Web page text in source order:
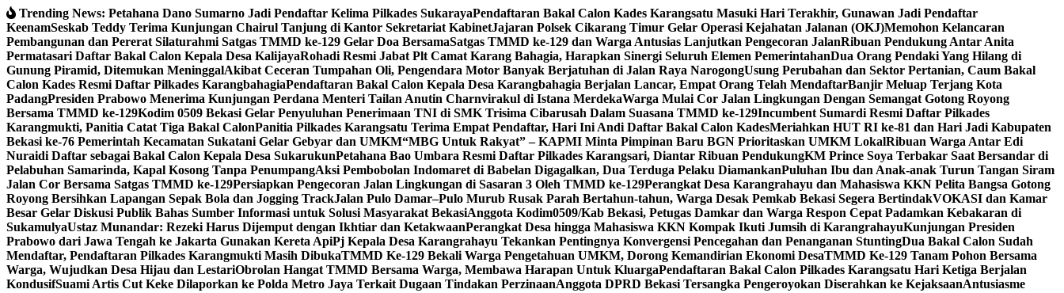
Skip
to
content
Trending News: Petahana Dano Sumarno Jadi Pendaftar Kelima Pilkades SukarayaPendaftaran Bakal Calon Kades Karangsatu Masuki Hari Terakhir, Gunawan Jadi Pendaftar
KeenamSeskab Teddy Terima Kunjungan Chairul Tanjung di Kantor Sekretariat KabinetJajaran Polsek Cikarang Timur Gelar Operasi Kejahatan Jalanan (OKJ)Memohon Kelancaran
Pembangunan dan Pererat Silaturahmi Satgas TMMD ke-129 Gelar Doa BersamaSatgas TMMD ke-129 dan Warga Antusias Lanjutkan Pengecoran JalanRibuan Pendukung Antar Anita
Permatasari Daftar Bakal Calon Kepala Desa KalijayaRohadi Resmi Jabat Plt Camat Karang Bahagia, Harapkan Sinergi Seluruh Elemen PemerintahanDua Orang Pendaki Yang Hilang di
Gunung Piramid, Ditemukan MeninggalAkibat Ceceran Tumpahan Oli, Pengendara Motor Banyak Berjatuhan di Jalan Raya NarogongUsung Perubahan dan Sektor Pertanian, Caum Bakal
Calon Kades Resmi Daftar Pilkades KarangbahagiaPendaftaran Bakal Calon Kepala Desa Karangbahagia Berjalan Lancar, Empat Orang Telah MendaftarBanjir Meluap Terjang Kota
PadangPresiden Prabowo Menerima Kunjungan Perdana Menteri Tailan Anutin Charnvirakul di Istana MerdekaWarga Mulai Cor Jalan Lingkungan Dengan Semangat Gotong Royong
Bersama TMMD ke-129Kodim 0509 Bekasi Gelar Penyuluhan Penerimaan TNI di SMK Trisima Cibarusah Dalam Suasana TMMD ke-129Incumbent Sumardi Resmi Daftar Pilkades
Karangmukti, Panitia Catat Tiga Bakal CalonPanitia Pilkades Karangsatu Terima Empat Pendaftar, Hari Ini Andi Daftar Bakal Calon KadesMeriahkan HUT RI ke-81 dan Hari Jadi Kabupaten
Bekasi ke-76 Pemerintah Kecamatan Sukatani Gelar Gebyar dan UMKM“MBG Untuk Rakyat” – KAPMI Minta Pimpinan Baru BGN Prioritaskan UMKM LokalRibuan Warga Antar Edi
Nuraidi Daftar sebagai Bakal Calon Kepala Desa SukarukunPetahana Bao Umbara Resmi Daftar Pilkades Karangsari, Diantar Ribuan PendukungKM Prince Soya Terbakar Saat Bersandar di
Pelabuhan Samarinda, Kapal Kosong Tanpa PenumpangAksi Pembobolan Indomaret di Babelan Digagalkan, Dua Terduga Pelaku DiamankanPuluhan Ibu dan Anak-anak Turun Tangan Siram
Jalan Cor Bersama Satgas TMMD ke-129Persiapkan Pengecoran Jalan Lingkungan di Sasaran 3 Oleh TMMD ke-129Perangkat Desa Karangrahayu dan Mahasiswa KKN Pelita Bangsa Gotong
Royong Bersihkan Lapangan Sepak Bola dan Jogging TrackJalan Pulo Damar–Pulo Murub Rusak Parah Bertahun-tahun, Warga Desak Pemkab Bekasi Segera BertindakVOKASI dan Kamar
Besar Gelar Diskusi Publik Bahas Sumber Informasi untuk Solusi Masyarakat BekasiAnggota Kodim0509/Kab Bekasi, Petugas Damkar dan Warga Respon Cepat Padamkan Kebakaran di
SukamulyaUstaz Munandar: Rezeki Harus Dijemput dengan Ikhtiar dan KetakwaanPerangkat Desa hingga Mahasiswa KKN Kompak Ikuti Jumsih di KarangrahayuKunjungan Presiden
Prabowo dari Jawa Tengah ke Jakarta Gunakan Kereta ApiPj Kepala Desa Karangrahayu Tekankan Pentingnya Konvergensi Pencegahan dan Penanganan StuntingDua Bakal Calon Sudah
Mendaftar, Pendaftaran Pilkades Karangmukti Masih DibukaTMMD Ke-129 Bekali Warga Pengetahuan UMKM, Dorong Kemandirian Ekonomi DesaTMMD Ke-129 Tanam Pohon Bersama
Warga, Wujudkan Desa Hijau dan LestariObrolan Hangat TMMD Bersama Warga, Membawa Harapan Untuk KluargaPendaftaran Bakal Calon Pilkades Karangsatu Hari Ketiga Berjalan
KondusifSuami Artis Cut Keke Dilaporkan ke Polda Metro Jaya Terkait Dugaan Tindakan PerzinaanAnggota DPRD Bekasi Tersangka Pengeroyokan Diserahkan ke KejaksaanAntusiasme